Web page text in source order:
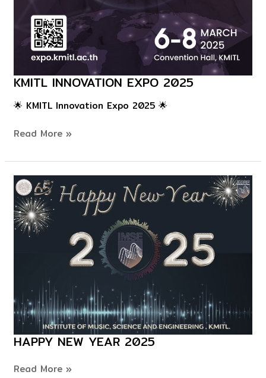
KMITL INNOVATION EXPO 2025
🌟 KMITL Innovation Expo 2025 🌟
KMITL
Expo
Read More »
HAPPY NEW YEAR 2025
Happy
Year
Read More »